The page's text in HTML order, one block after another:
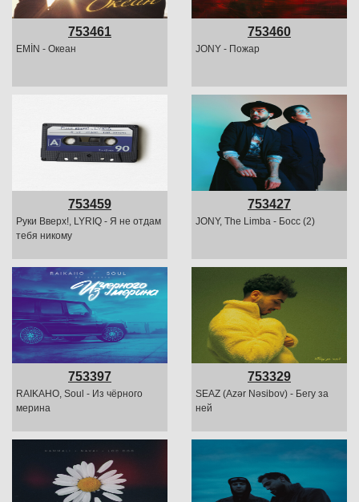
753461
EMİN - Океан
753460
JONY - Пожар
753459
Руки Вверх!, LYRIQ - Я не отдам
тебя никому
753427
JONY, The Limba - Босс (2)
753397
RAIKAHO, Soul - Из чёрного
мерина
753329
SEAZ (Azər Nəsibov) - Бегу за
ней